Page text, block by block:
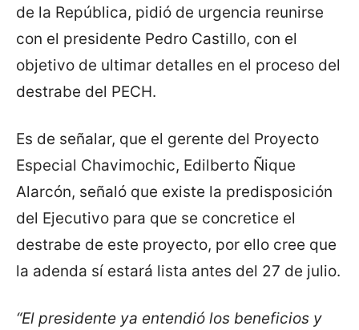
de la República, pidió de urgencia reunirse
con el presidente Pedro Castillo, con el
objetivo de ultimar detalles en el proceso del
destrabe del PECH.
Es de señalar, que el gerente del Proyecto
Especial Chavimochic, Edilberto Ñique
Alarcón, señaló que existe la predisposición
del Ejecutivo para que se concretice el
destrabe de este proyecto, por ello cree que
la adenda sí estará lista antes del 27 de julio.
“El presidente ya entendió los beneficios y